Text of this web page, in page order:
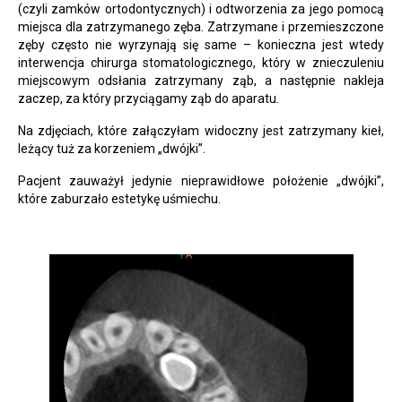
(czyli zamków ortodontycznych) i odtworzenia za jego pomocą
miejsca dla zatrzymanego zęba. Zatrzymane i przemieszczone
zęby często nie wyrzynają się same – konieczna jest wtedy
interwencja chirurga stomatologicznego, który w znieczuleniu
miejscowym odsłania zatrzymany ząb, a następnie nakleja
zaczep, za który przyciągamy ząb do aparatu.
Na zdjęciach, które załączyłam widoczny jest zatrzymany kieł,
leżący tuż za korzeniem „dwójki”.
Pacjent zauważył jedynie nieprawidłowe położenie „dwójki”,
które zaburzało estetykę uśmiechu.